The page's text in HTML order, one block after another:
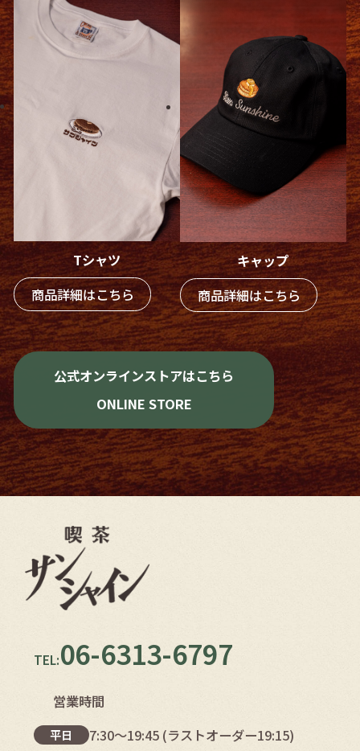
Tシャツ
商品詳細はこちら
キャップ
商品詳細はこちら
公式オンラインストアはこちら
ONLINE STORE
TEL:06-6313-6797
営業時間
平日 7:30〜19:45 (ラストオーダー19:15)